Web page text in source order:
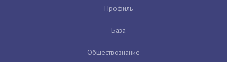
Профиль
База
Обществознание